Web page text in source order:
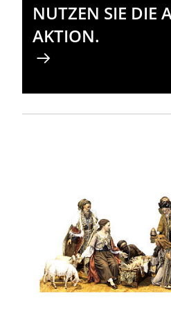
NUTZEN SIE DIE
AKTION.